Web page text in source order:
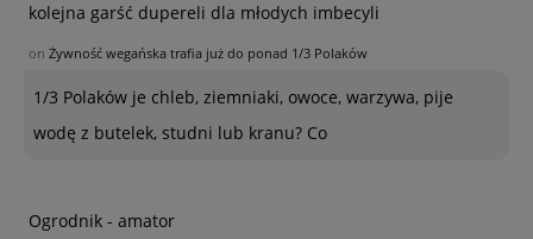
kolejna garść dupereli dla młodych imbecyli
on Żywność wegańska trafia już do ponad 1/3 Polaków
1/3 Polaków je chleb, ziemniaki, owoce, warzywa, pije
wodę z butelek, studni lub kranu? Co
Ogrodnik - amator